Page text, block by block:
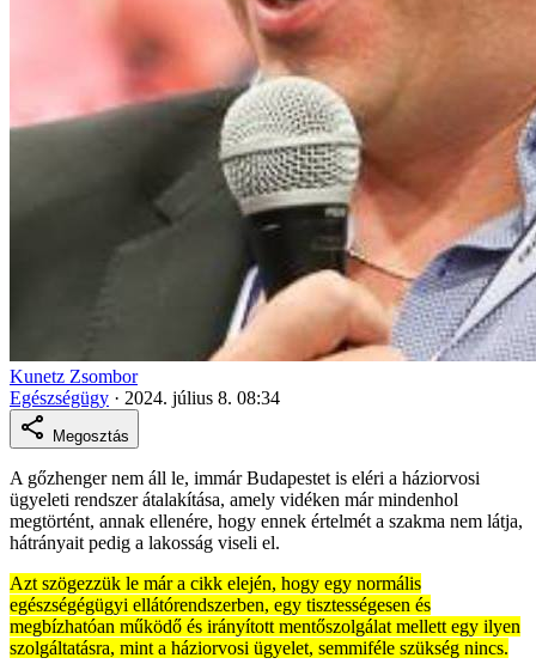
Kunetz Zsombor
Egészségügy · 2024. július 8. 08:34
Megosztás
A gőzhenger nem áll le, immár Budapestet is eléri a háziorvosi
ügyeleti rendszer átalakítása, amely vidéken már mindenhol
megtörtént, annak ellenére, hogy ennek értelmét a szakma nem látja,
hátrányait pedig a lakosság viseli el.
Azt szögezzük le már a cikk elején, hogy egy normális
egészségégügyi ellátórendszerben, egy tisztességesen és
megbízhatóan működő és irányított mentőszolgálat mellett egy ilyen
szolgáltatásra, mint a háziorvosi ügyelet, semmiféle szükség nincs.